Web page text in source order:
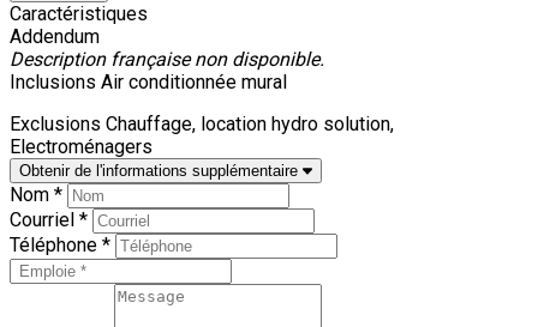
Caractéristiques
Addendum
Description française non disponible.
Inclusions Air conditionnée mural
Exclusions Chauffage, location hydro solution,
Electroménagers
Obtenir de l'informations supplémentaire
Nom *
Courriel *
Téléphone *